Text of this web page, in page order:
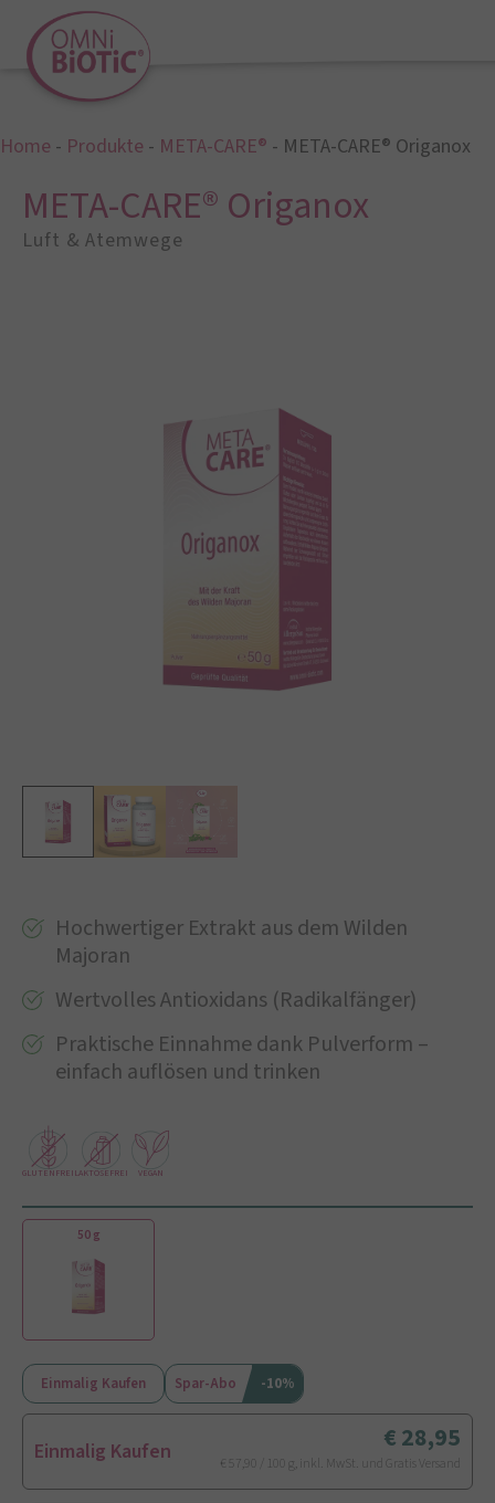
Home - Produkte - META-CARE® - META-CARE® Origanox
META-CARE® Origanox
Luft & Atemwege
Hochwertiger Extrakt aus dem Wilden
Majoran
Wertvolles Antioxidans (Radikalfänger)
Praktische Einnahme dank Pulverform –
einfach auflösen und trinken
GLUTENFREILAKTOSEFREI VEGAN
50 g
Einmalig Kaufen Spar-Abo -10%
Einmalig Kaufen 28,95
€ 57,90 / 100 g, inkl. MwSt. und Gratis Versand